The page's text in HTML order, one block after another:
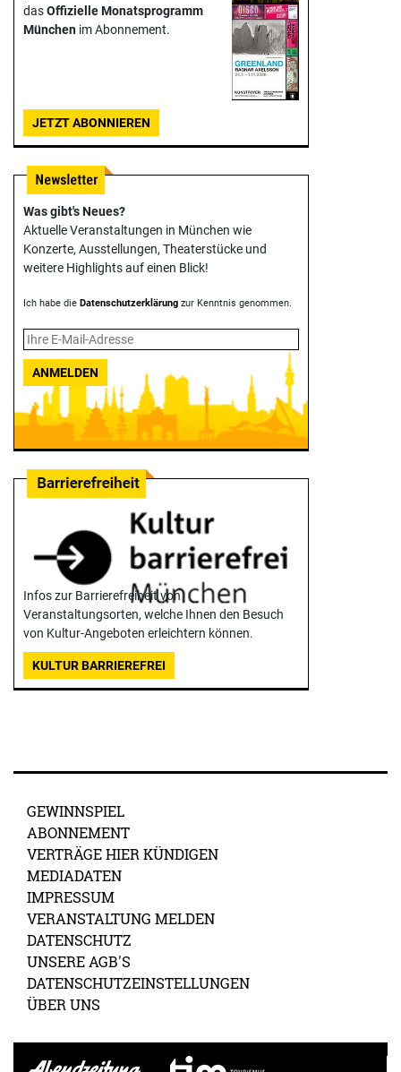
dasOffizielle Monats­programm
München im Abonnement.
JETZT ABONNIEREN
Was gibt's Neues?
Aktuelle Veranstaltungen in München wie
Konzerte, Ausstellungen, Theater­stücke und
weitere Highlights auf einen Blick!
Ich habe die Datenschutzerklärung zur Kenntnis genommen.
ANMELDEN
Infos zur Barrierefreiheit von
Veranstaltungsorten, welche Ihnen den Besuch
von Kultur-Angeboten erleichtern können.
KULTUR BARRIEREFREI
GEWINNSPIEL
ABONNEMENT
VERTRÄGE HIER KÜNDIGEN
MEDIADATEN
IMPRESSUM
VERANSTALTUNG MELDEN
DATENSCHUTZ
UNSERE AGB'S
DATENSCHUTZEINSTELLUNGEN
ÜBER UNS